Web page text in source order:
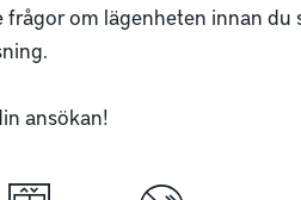
frågor om lägenheten innan
ansökan!